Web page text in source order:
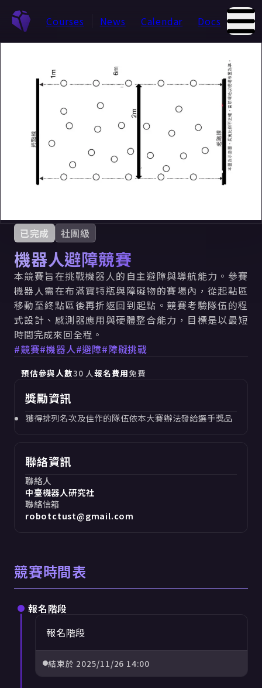
Courses News Calendar Docs
已完成 社團級
機器人避障競賽
本競賽旨在挑戰機器人的自主避障與導航能力。參賽
機器人需在布滿寶特瓶與障礙物的賽場內，從起點區
移動至終點區後再折返回到起點。競賽考驗隊伍的程
式設計、感測器應用與硬體整合能力，目標是以最短
時間完成來回全程。
#競賽#機器人#避障#障礙挑戰
預估參與人數30 人報名費用免費
獎勵資訊
獲得排列名次及佳作的隊伍依本大賽辦法發給選手獎品
聯絡資訊
聯絡人
中臺機器人研究社
聯絡信箱
robotctust@gmail.com
競賽時間表
報名階段
報名階段
結束於 2025/11/26 14:00